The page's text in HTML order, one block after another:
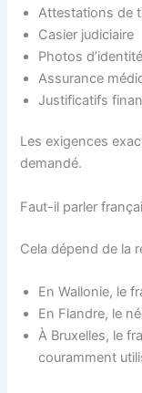
Attestations de
Casier judiciaire
Photos d’identité
Assurance
Justificatifs
Les exigences
demandé.
Faut-il parler
Cela dépend de la
En Wallonie, le
En Flandre, le
À Bruxelles, le
couramment